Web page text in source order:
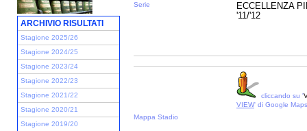
ARCHIVIO RISULTATI
Stagione 2025/26
Stagione 2024/25
Stagione 2023/24
Stagione 2022/23
Stagione 2021/22
Stagione 2020/21
Stagione 2019/20
Serie
ECCELLENZA
'11/'12
cliccando su '
VIEW' di Google Maps
Mappa Stadio